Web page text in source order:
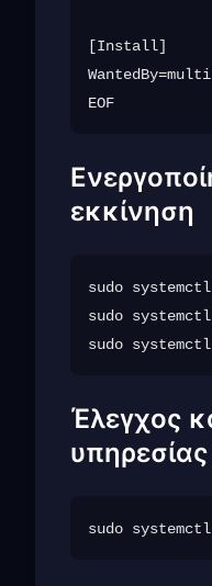
[Install]
εκκίνηση
sudo
sudo
Έλεγχος
υπηρεσίας